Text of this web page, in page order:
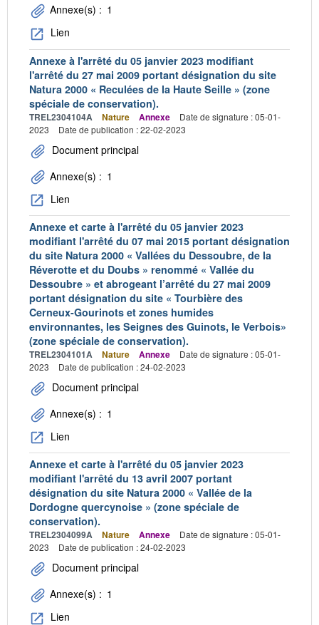
Annexe(s) : 1
Lien
Annexe à l'arrêté du 05 janvier 2023 modifiant
l'arrêté du 27 mai 2009 portant désignation du site
Natura 2000 « Reculées de la Haute Seille » (zone
spéciale de conservation).
TREL2304104A Nature Annexe
Date de signature : 05-01-
2023
Date de publication : 22-02-2023
Document principal
Annexe(s) : 1
Lien
Annexe et carte à l'arrêté du 05 janvier 2023
modifiant l'arrêté du 07 mai 2015 portant désignation
du site Natura 2000 « Vallées du Dessoubre, de la
Réverotte et du Doubs » renommé « Vallée du
Dessoubre » et abrogeant l’arrêté du 27 mai 2009
portant désignation du site « Tourbière des
Cerneux-Gourinots et zones humides
environnantes, les Seignes des Guinots, le Verbois»
(zone spéciale de conservation).
TREL2304101A Nature Annexe
Date de signature : 05-01-
2023
Date de publication : 24-02-2023
Document principal
Annexe(s) : 1
Lien
Annexe et carte à l'arrêté du 05 janvier 2023
modifiant l'arrêté du 13 avril 2007 portant
désignation du site Natura 2000 « Vallée de la
Dordogne quercynoise » (zone spéciale de
conservation).
TREL2304099A Nature Annexe
Date de signature : 05-01-
2023
Date de publication : 24-02-2023
Document principal
Annexe(s) : 1
Lien